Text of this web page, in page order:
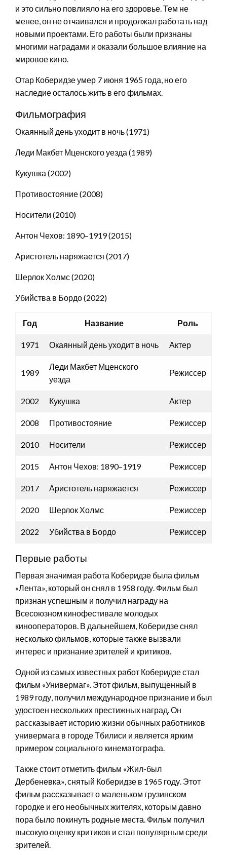
и это сильно повлияло на его здоровье. Тем не
менее, он не отчаивался и продолжал работать над
новыми проектами. Его работы были признаны
многими наградами и оказали большое влияние на
мировое кино.
Отар Коберидзе умер 7 июня 1965 года, но его
наследие осталось жить в его фильмах.
Фильмография
Окаянный день уходит в ночь (1971)
Леди Макбет Мценского уезда (1989)
Кукушка (2002)
Противостояние (2008)
Носители (2010)
Антон Чехов: 1890–1919 (2015)
Аристотель наряжается (2017)
Шерлок Холмс (2020)
Убийства в Бордо (2022)
Год Название Роль
1971 Окаянный день уходит в ночь Актер
1989
Леди Макбет Мценского
уезда
Режиссер
2002 Кукушка Актер
2008 Противостояние Режиссер
2010 Носители Режиссер
2015 Антон Чехов: 1890–1919 Режиссер
2017 Аристотель наряжается Режиссер
2020 Шерлок Холмс Режиссер
2022 Убийства в Бордо Режиссер
Первые работы
Первая значимая работа Коберидзе была фильм
«Лента», который он снял в 1958 году. Фильм был
признан успешным и получил награду на
Всесоюзном кинофестивале молодых
кинооператоров. В дальнейшем, Коберидзе снял
несколько фильмов, которые также вызвали
интерес и признание зрителей и критиков.
Одной из самых известных работ Коберидзе стал
фильм «Универмаг». Этот фильм, выпущенный в
1989 году, получил международное признание и был
удостоен нескольких престижных наград. Он
рассказывает историю жизни обычных работников
универмага в городе Тбилиси и является ярким
примером социального кинематографа.
Также стоит отметить фильм «Жил-был
Дербеневка», снятый Коберидзе в 1965 году. Этот
фильм рассказывает о маленьком грузинском
городке и его необычных жителях, которым давно
пора было покинуть родные места. Фильм получил
высокую оценку критиков и стал популярным среди
зрителей.